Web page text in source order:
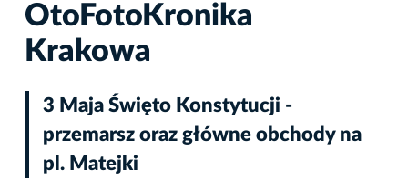
OtoFotoKronika
Krakowa
3 Maja Święto Konstytucji -
przemarsz oraz główne obchody na
pl. Matejki